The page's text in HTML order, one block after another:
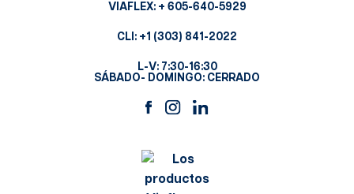
VIAFLEX: + 605-640-5929
CLI: +1 (303) 841-2022
L-V: 7:30-16:30
SÁBADO- DOMINGO: CERRADO